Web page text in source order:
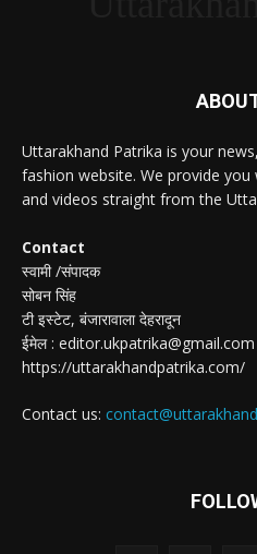
Uttarakhand Patrika is your
fashion website. We provide
and videos straight from the
Contact
स्वामी /संपादक
सोबन सिंह
टी इस्टेट, बंजारावाला देहरादून
ईमेल : editor.ukpatrika@gmail.com
https://uttarakhandpatrika.com/
Contact us: